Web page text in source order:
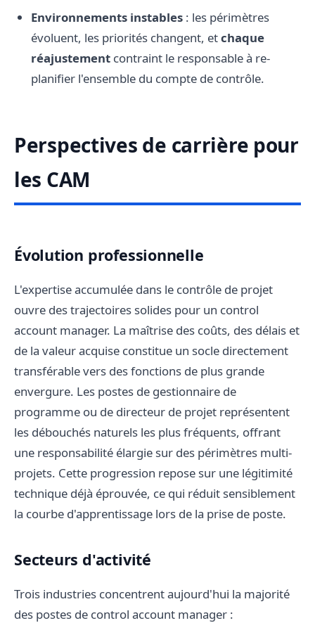
Environnements instables : les périmètres
évoluent, les priorités changent, etchaque
réajustement contraint le responsable à re-
planifier l'ensemble du compte de contrôle.
Perspectives de carrière pour
les CAM
Évolution professionnelle
L'expertise accumulée dans le contrôle de projet
ouvre des trajectoires solides pour un control
account manager. La maîtrise des coûts, des délais et
de la valeur acquise constitue un socle directement
transférable vers des fonctions de plus grande
envergure. Les postes de gestionnaire de
programme ou de directeur de projet représentent
les débouchés naturels les plus fréquents, offrant
une responsabilité élargie sur des périmètres multi-
projets. Cette progression repose sur une légitimité
technique déjà éprouvée, ce qui réduit sensiblement
la courbe d'apprentissage lors de la prise de poste.
Secteurs d'activité
Trois industries concentrent aujourd'hui la majorité
des postes de control account manager :